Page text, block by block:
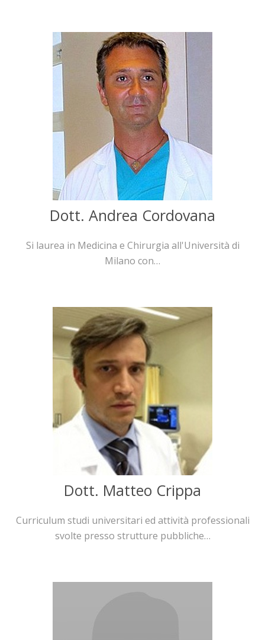
Dott. Andrea Cordovana
Si laurea in Medicina e Chirurgia all'Università di
Milano con…
Dott. Matteo Crippa
Curriculum studi universitari ed attività professionali
svolte presso strutture pubbliche…